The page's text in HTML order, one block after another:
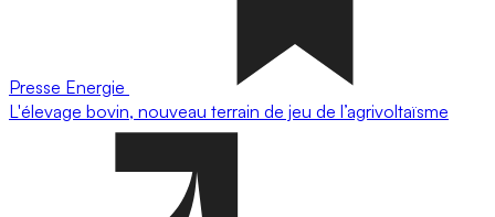
Presse Energie
L'élevage bovin, nouveau terrain de jeu de l’agrivoltaïsme